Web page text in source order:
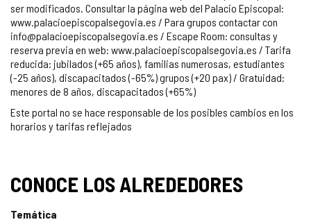
ser modificados. Consultar la página web del Palacio Episcopal:
www.palacioepiscopalsegovia.es / Para grupos contactar con
info@palacioepiscopalsegovia.es / Escape Room: consultas y
reserva previa en web: www.palacioepiscopalsegovia.es / Tarifa
reducida: jubilados (+65 años), familias numerosas, estudiantes
(-25 años), discapacitados (-65%) grupos (+20 pax) / Gratuidad:
menores de 8 años, discapacitados (+65%)
Este portal no se hace responsable de los posibles cambios en los
horarios y tarifas reflejados
CONOCE LOS ALREDEDORES
Temática